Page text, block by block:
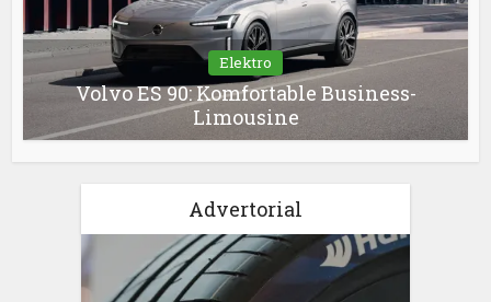
Elektro
Volvo ES 90: Komfortable Business-
Limousine
Advertorial